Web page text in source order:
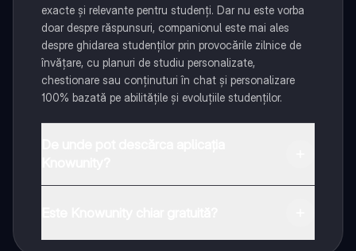
exacte și relevante pentru studenți. Dar nu este vorba
doar despre răspunsuri, companionul este mai ales
despre ghidarea studenților prin provocările zilnice de
învățare, cu planuri de studiu personalizate,
chestionare sau conținuturi în chat și personalizare
100% bazată pe abilitățile și evoluțiile studenților.